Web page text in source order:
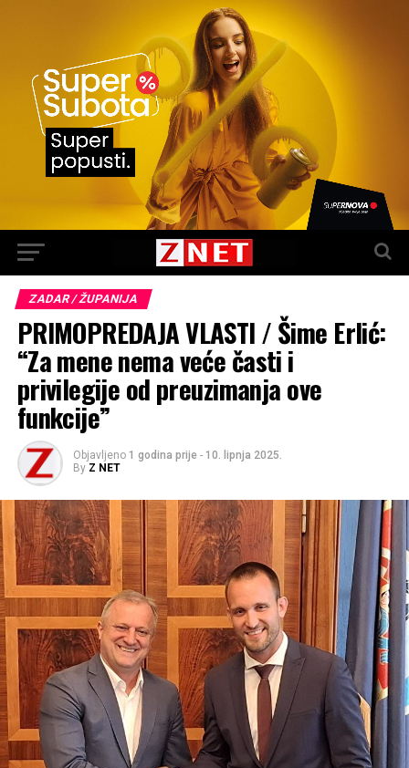
ZADAR / ŽUPANIJA
PRIMOPREDAJA VLASTI / Šime Erlić:
“Za mene nema veće časti i
privilegije od preuzimanja ove
funkcije”
Objavljeno 1 godina prije - 10. lipnja 2025.
By Z NET